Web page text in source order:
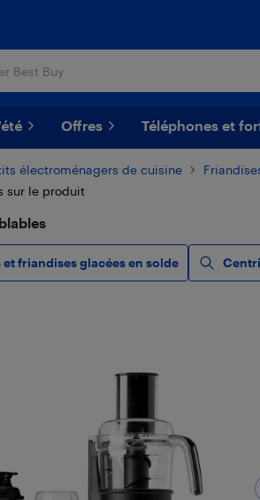
Offres Téléphones et
électroménagers de cuisine
sur le produit
friandises glacées en solde